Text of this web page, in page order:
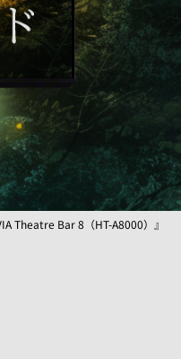
Theatre Bar 8（HT-A8000）』